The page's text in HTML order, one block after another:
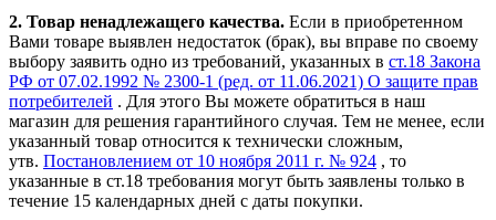
2. Товар ненадлежащего качества. Если в приобретенном
Вами товаре выявлен недостаток (брак), вы вправе по своему
выбору заявить одно из требований, указанных в ст.18 Закона
РФ от 07.02.1992 № 2300-1 (ред. от 11.06.2021) О защите прав
потребителей . Для этого Вы можете обратиться в наш
магазин для решения гарантийного случая. Тем не менее, если
указанный товар относится к технически сложным,
утв. Постановлением от 10 ноября 2011 г. № 924 , то
указанные в ст.18 требования могут быть заявлены только в
течение 15 календарных дней с даты покупки.